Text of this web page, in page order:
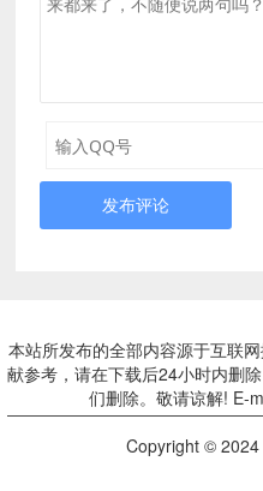
发布评论
本站所发布的全部内容源于互联
献参考，请在下载后24小时内删
们删除。敬请谅解! E-
Copyright © 2024